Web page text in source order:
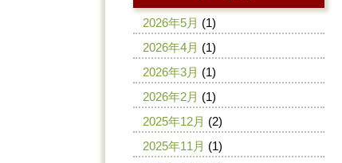
2026年5月 (1)
2026年4月 (1)
2026年3月 (1)
2026年2月 (1)
2025年12月 (2)
2025年11月 (1)